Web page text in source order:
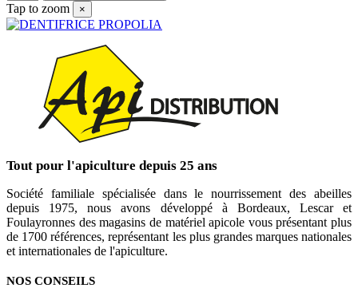
Tap to zoom ×
Tout pour l'apiculture depuis 25 ans
Société familiale spécialisée dans le nourrissement des abeilles
depuis 1975, nous avons développé à Bordeaux, Lescar et
Foulayronnes des magasins de matériel apicole vous présentant plus
de 1700 références, représentant les plus grandes marques nationales
et internationales de l'apiculture.
NOS CONSEILS